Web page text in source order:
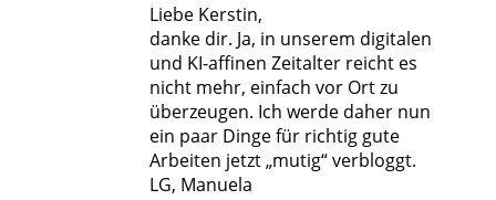
Liebe Kerstin,
danke dir. Ja, in unserem digitalen
und KI-affinen Zeitalter reicht es
nicht mehr, einfach vor Ort zu
überzeugen. Ich werde daher nun
ein paar Dinge für richtig gute
Arbeiten jetzt „mutig“ verbloggt.
LG, Manuela